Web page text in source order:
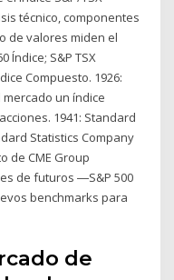
técnico, componentes
de valores miden el
Índice; S&P TSX
Compuesto. 1926:
un índice
1941: Standard
Statistics Company
de CME Group
de futuros ―S&P 500
benchmarks para
de